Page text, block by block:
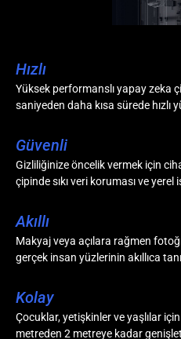
Hızlı
Yüksek performanslı yapay zeka
saniyeden daha kısa sürede hızlı
Güvenli
Gizliliğinize öncelik vermek için
çipinde sıkı veri koruması ve yerel
Akıllı
Makyaj veya açılara rağmen
gerçek insan yüzlerinin akıllıca
Kolay
Çocuklar, yetişkinler ve yaşlılar
metreden 2 metreye kadar